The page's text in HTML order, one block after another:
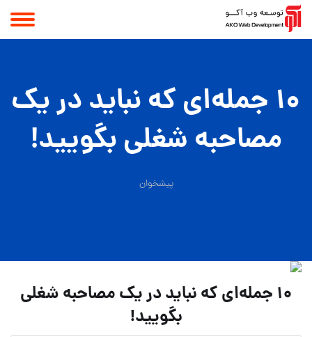
۱۰ جمله‌ای که نباید در یک
مصاحبه شغلی بگویید!
پیشخوان
۱۰ جمله‌ای که نباید در یک مصاحبه شغلی
بگویید!